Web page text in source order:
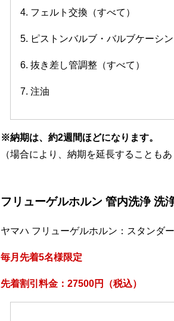
4. フェルト交換（すべて）
5. ピストンバルブ・バルブケーシ
6. 抜き差し管調整（すべて）
7. 注油
※納期は、約2週間ほどになります。
（場合により、納期を延長することもあ
フリューゲルホルン 管内洗浄 洗
ヤマハ フリューゲルホルン：スタンダ
毎月先着5名様限定
先着割引料金：27500円（税込）